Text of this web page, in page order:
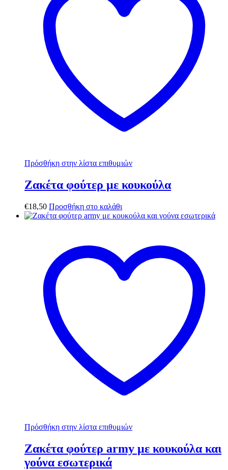
Πρόσθήκη στην λίστα επιθυμιών
Ζακέτα φούτερ με κουκούλα
€18,50 Προσθήκη στο καλάθι
Πρόσθήκη στην λίστα επιθυμιών
Ζακέτα φούτερ army με κουκούλα και
γούνα εσωτερικά